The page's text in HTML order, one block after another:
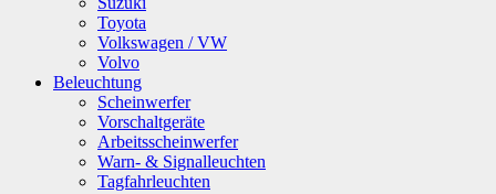
Toyota
Volkswagen / VW
Volvo
Beleuchtung
Scheinwerfer
Vorschaltgeräte
Arbeitsscheinwerfer
Warn- & Signalleuchten
Tagfahrleuchten